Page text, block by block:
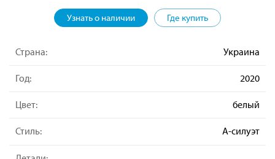
Узнать о наличии Где купить
Страна: Украина
Год: 2020
Цвет: белый
Стиль: А-силуэт